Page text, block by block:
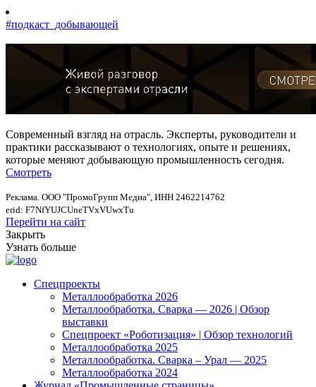
#подкаст_добывающей
Современный взгляд на отрасль. Эксперты, руководители и
практики рассказывают о технологиях, опыте и решениях,
которые меняют добывающую промышленность сегодня.
Смотреть
Реклама. ООО "ПромоГрупп Медиа", ИНН 2462214762
erid: F7NfYUJCUneTVxVUwxTu
Перейти на сайт
Закрыть
Узнать больше
Спецпроекты
Металлообработка 2026
Металлообработка. Сварка — 2026 | Обзор
выставки
Спецпроект «Роботизация» | Обзор технологий
Металлообработка 2025
Металлообработка. Сварка – Урал — 2025
Металлообработка 2024